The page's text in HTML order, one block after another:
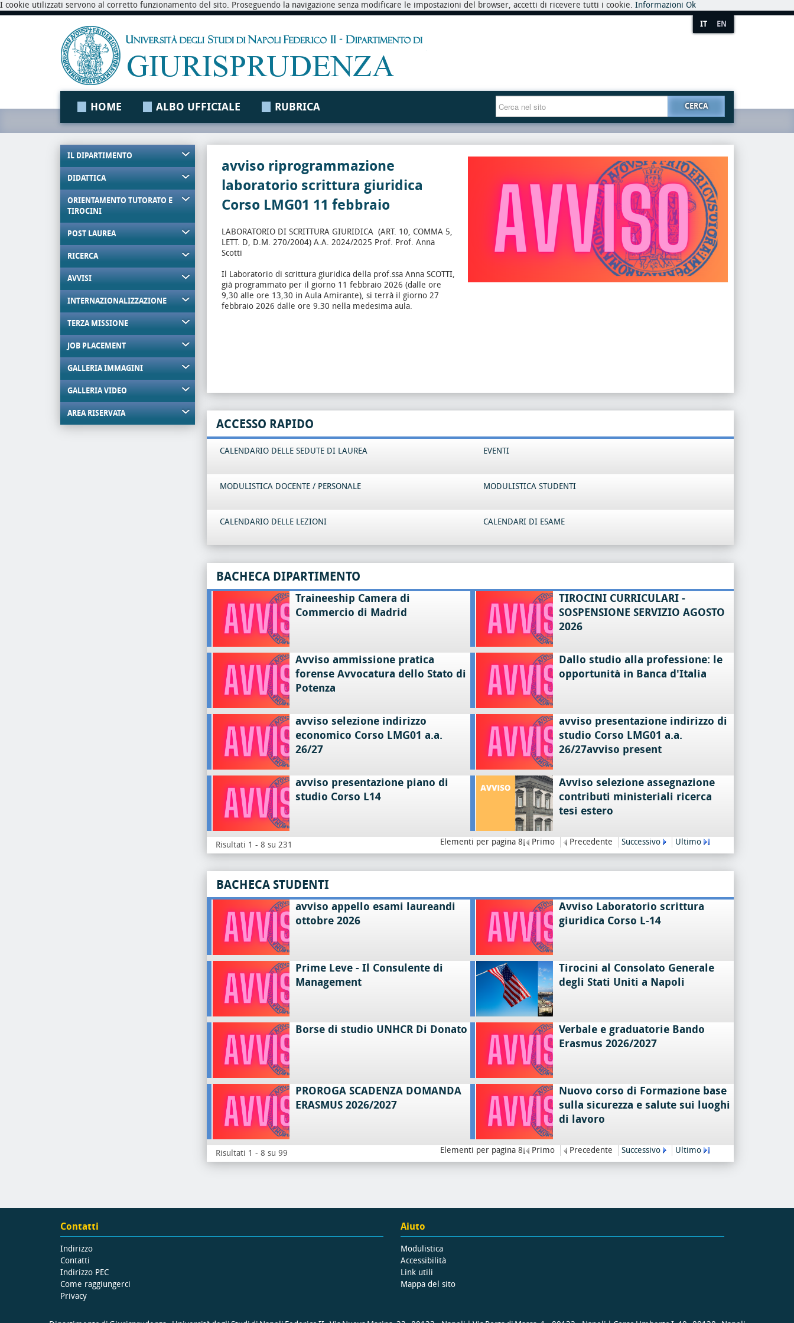
I cookie utilizzati servono al corretto funzionamento del sito. Proseguendo la navigazione senza modificare le impostazioni del browser, accetti di ricevere tutti i cookie. Informazioni Ok
IT EN
HOME ALBO UFFICIALE RUBRICA CERCA
IL DIPARTIMENTO
DIDATTICA
ORIENTAMENTO TUTORATO E
TIROCINI
POST LAUREA
RICERCA
AVVISI
INTERNAZIONALIZZAZIONE
TERZA MISSIONE
JOB PLACEMENT
GALLERIA IMMAGINI
GALLERIA VIDEO
AREA RISERVATA
avviso riprogrammazione
laboratorio scrittura giuridica
Corso LMG01 11 febbraio
LABORATORIO DI SCRITTURA GIURIDICA (ART. 10, COMMA 5,
LETT. D, D.M. 270/2004) A.A. 2024/2025 Prof. Prof. Anna
Scotti
Il Laboratorio di scrittura giuridica della prof.ssa Anna SCOTTI,
già programmato per il giorno 11 febbraio 2026 (dalle ore
9,30 alle ore 13,30 in Aula Amirante), si terrà il giorno 27
febbraio 2026 dalle ore 9.30 nella medesima aula.
ACCESSO RAPIDO
CALENDARIO DELLE SEDUTE DI LAUREA EVENTI
MODULISTICA DOCENTE / PERSONALE MODULISTICA STUDENTI
CALENDARIO DELLE LEZIONI CALENDARI DI ESAME
BACHECA DIPARTIMENTO
Traineeship Camera di
Commercio di Madrid
TIROCINI CURRICULARI -
SOSPENSIONE SERVIZIO AGOSTO
2026
Avviso ammissione pratica
forense Avvocatura dello Stato di
Potenza
Dallo studio alla professione: le
opportunità in Banca d'Italia
avviso selezione indirizzo
economico Corso LMG01 a.a.
26/27
avviso presentazione indirizzo di
studio Corso LMG01 a.a.
26/27avviso present
avviso presentazione piano di
studio Corso L14
Avviso selezione assegnazione
contributi ministeriali ricerca
tesi estero
Risultati 1 - 8 su 231 Elementi per pagina 8 Primo Precedente Successivo Ultimo
BACHECA STUDENTI
avviso appello esami laureandi
ottobre 2026
Avviso Laboratorio scrittura
giuridica Corso L-14
Prime Leve - Il Consulente di
Management
Tirocini al Consolato Generale
degli Stati Uniti a Napoli
Borse di studio UNHCR Di Donato
Verbale e graduatorie Bando
Erasmus 2026/2027
PROROGA SCADENZA DOMANDA
ERASMUS 2026/2027
Nuovo corso di Formazione base
sulla sicurezza e salute sui luoghi
di lavoro
Risultati 1 - 8 su 99 Elementi per pagina 8 Primo Precedente Successivo Ultimo
Contatti
Indirizzo
Contatti
Indirizzo PEC
Come raggiungerci
Privacy
Aiuto
Modulistica
Accessibilità
Link utili
Mappa del sito